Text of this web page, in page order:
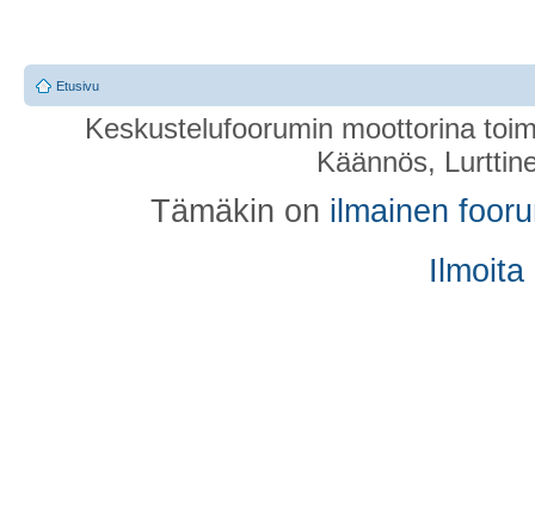
Etusivu
Keskustelufoorumin moottorina
Käännös,
Tämäkin on ilmainen